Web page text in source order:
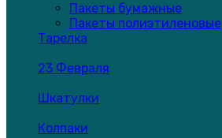
Пакеты бумажные
Пакеты полиэтиленовые
Тарелка
23 Февраля
Шкатулки
Колпаки